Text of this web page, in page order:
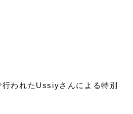
行われたUssiyさんによる特別